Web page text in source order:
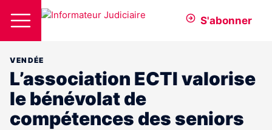
S'abonner
VENDÉE
L’association ECTI valorise
le bénévolat de
compétences des seniors